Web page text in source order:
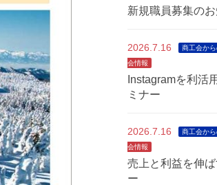
新規職員募集の
2026.7.16 商工会か
会情報
Instagramを利活
ミナー
2026.7.16 商工会か
会情報
売上と利益を伸
ー